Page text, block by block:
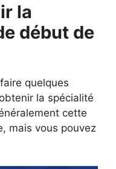
la
début de
quelques
la spécialité
cette
mais vous pouvez